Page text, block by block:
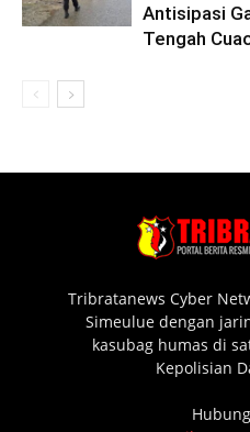
Antisipasi
Tengah
Tribratanews Cyber
Simeulue dengan
kasubag humas di
Kepolisian